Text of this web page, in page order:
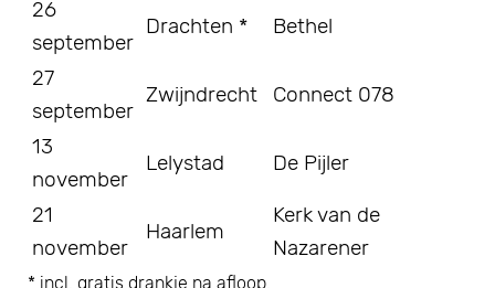
26
september
Drachten * Bethel
27
september
Zwijndrecht Connect 078
13
november
Lelystad De Pijler
21
november
Haarlem
Kerk van de
Nazarener
* incl. gratis drankje na afloop.